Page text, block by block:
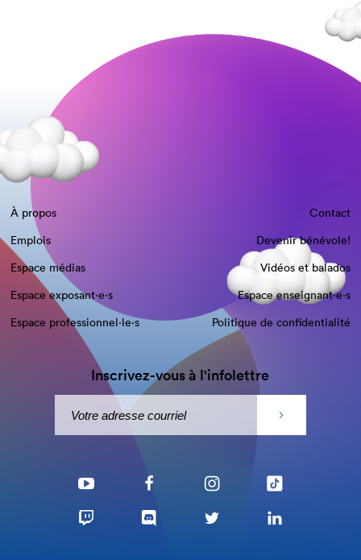
À propos
Contact
Emplois
Devenir bénévole!
Espace médias
Vidéos et balados
Espace exposant·e⋅s
Espace enseignant·e⋅s
Espace professionnel·le⋅s
Politique de confidentialité
Inscrivez-vous à l'infolettre